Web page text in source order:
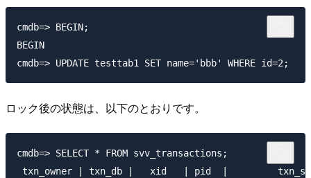
cmdb=> BEGIN;
BEGIN
ロック後の状態は、以下のとおりです。
cmdb=> SELECT * FROM svv_transactions;
txn_owner | txn_db |   xid   | pid  |